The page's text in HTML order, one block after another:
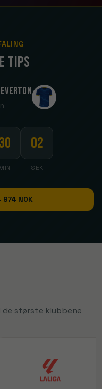
tips
Everton
00
SEK
974 NOK
de største klubbene